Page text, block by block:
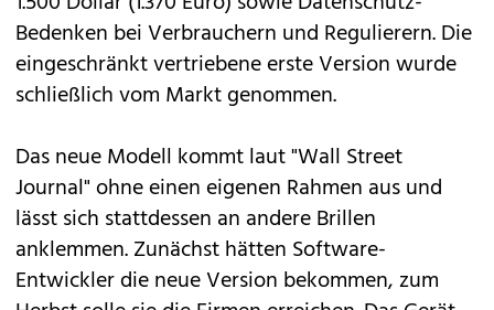
Bedenken bei Verbrauchern und Regulierern. Die
eingeschränkt vertriebene erste Version wurde
schließlich vom Markt genommen.
Das neue Modell kommt laut "Wall Street
Journal" ohne einen eigenen Rahmen aus und
lässt sich stattdessen an andere Brillen
anklemmen. Zunächst hätten Software-
Entwickler die neue Version bekommen, zum